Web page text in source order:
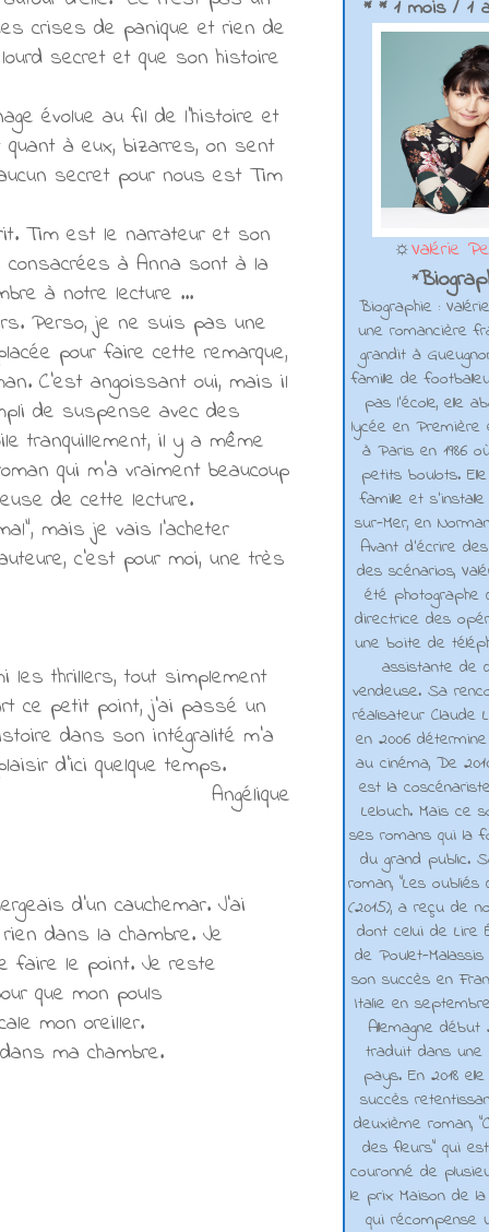
crises de panique et rien de
secret et que son histoire
évolue au fil de l'histoire et
à eux, bizarres, on sent
secret pour nous est Tim
Tim est le narrateur et son
à Anna sont à la
à notre lecture ...
Perso, je ne suis pas une
pour faire cette remarque,
C'est angoissant oui, mais il
de suspense avec des
tranquillement, il y a même
qui m'a vraiment beaucoup
de cette lecture.
mais je vais l'acheter
c'est pour moi, une très
les thrillers, tout simplement
ce petit point, j'ai passé un
dans son intégralité m'a
d'ici quelque temps.
Angélique
d'un cauchemar. J'ai
dans la chambre. Je
faire le point. Je reste
que mon pouls
mon oreiller.
ma chambre.
* * 1 mois / 1
☼Valérie
*
Biographie :
une romancière
grandit à
famille de
pas l'école, elle
lycée en
à Paris en 1986
petits boulots.
famille et
sur-Mer, en
Avant d’écrire
des scénarios,
été photographe
directrice des
une boite de
assistante de
vendeuse. Sa
réalisateur Claude
en 2006
au cinéma, De
est la
Lelouch. Mais ce
ses romans qui la
du grand public.
roman, "Les oubliés
(2015), a reçu de
dont celui de Lire
de Poulet-
son succès en
Italie en
Allemagne début
traduit dans une
pays. En 2018
succès
deuxième roman,
des fleurs" qui
couronné de
le prix Maison de la
qui récompense